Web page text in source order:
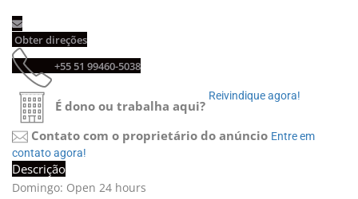
Obter direções
+55 51 99460-5038
É dono ou trabalha aqui?
Reivindique agora!
Contato com o proprietário do anúncio Entre em
contato agora!
Descrição
Domingo: Open 24 hours